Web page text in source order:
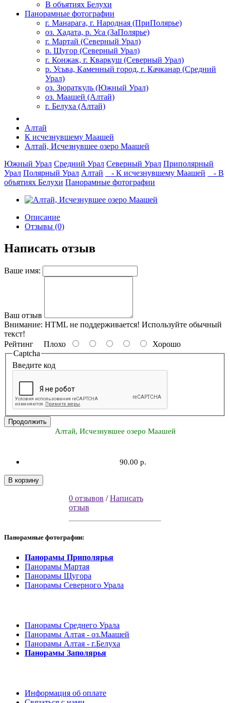
В объятиях Белухи
Панорамные фотографии
г. Манарага, г. Народная (ПриПолярье)
оз. Хадата, р. Уса (ЗаПолярье)
г. Мартай (Северный Урал)
р. Щугор (Северный Урал)
г. Конжак, г. Кваркуш (Северный Урал)
р. Усьва, Каменный город, г. Качканар (Средний
Урал)
оз. Зюраткуль (Южный Урал)
оз. Маашей (Алтай)
г. Белуха (Алтай)
Алтай
К исчезнувшему Маашей
Алтай, Исчезнувшее озеро Маашей
Южный Урал Средний Урал Северный Урал Приполярный
Урал Полярный Урал Алтай - К исчезнувшему Маашей
- В
объятиях Белухи Панорамные фотографии
Описание
Отзывы (0)
Написать отзыв
Ваше имя:
Ваш отзыв
Внимание: HTML не поддерживается! Используйте обычный
текст!
Рейтинг Плохо
Хорошо
Captcha
Введите код
Продолжить
Алтай, Исчезнувшее озеро Маашей
90.00 р.
В корзину
0 отзывов /Написать
отзыв
Панорамные фотографии:
Панорамы Приполярья
Панорамы Мартая
Панорамы Щугора
Панорамы Северного Урала
Панорамы Среднего Урала
Панорамы Алтая - оз.Маашей
Панорамы Алтая - г.Белуха
Панорамы Заполярья
Информация об оплате